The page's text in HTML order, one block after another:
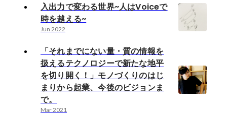
入出力で変わる世界~人はVoiceで
時を越える~
Jun 2022
「それまでにない量・質の情報を
扱えるテクノロジーで新たな地平
を切り開く！」モノづくりのはじ
まりから起業、今後のビジョンま
で。
Mar 2021